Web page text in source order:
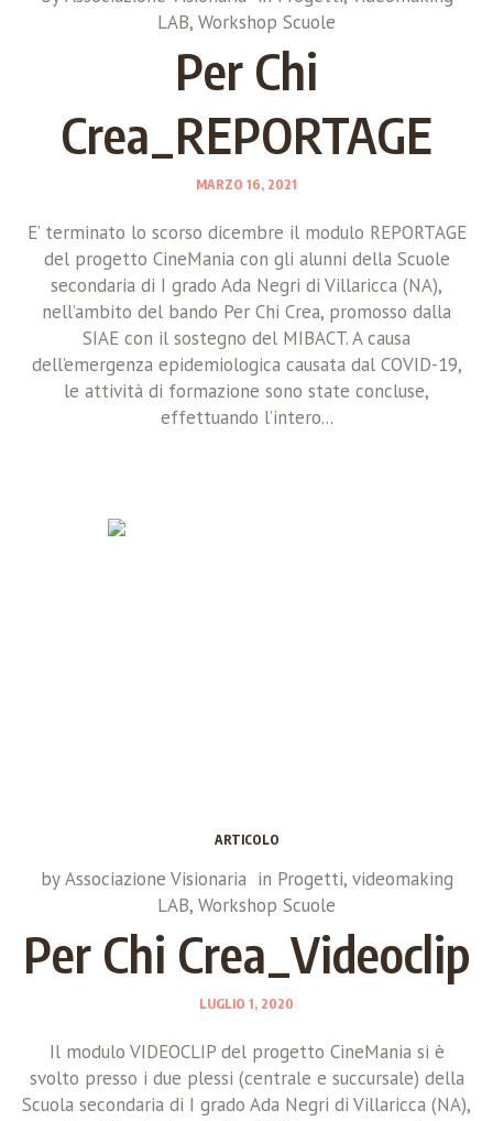
LAB, Workshop Scuole
Per Chi
Crea_REPORTAGE
MARZO 16, 2021
E’ terminato lo scorso dicembre il modulo REPORTAGE
del progetto CineMania con gli alunni della Scuole
secondaria di I grado Ada Negri di Villaricca (NA),
nell’ambito del bando Per Chi Crea, promosso dalla
SIAE con il sostegno del MIBACT. A causa
dell’emergenza epidemiologica causata dal COVID-19,
le attività di formazione sono state concluse,
effettuando l’intero...
ARTICOLO
byAssociazione Visionaria in Progetti, videomaking
LAB, Workshop Scuole
Per Chi Crea_Videoclip
LUGLIO 1, 2020
Il modulo VIDEOCLIP del progetto CineMania si è
svolto presso i due plessi (centrale e succursale) della
Scuola secondaria di I grado Ada Negri di Villaricca (NA),